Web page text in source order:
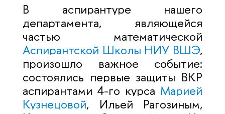
В аспирантуре нашего
департамента, являющейся
частью математической
Аспирантской Школы НИУ ВШЭ,
произошло важное событие:
состоялись первые защиты ВКР
аспирантами 4-го курса Марией
Кузнецовой, Ильей Рагозиным,